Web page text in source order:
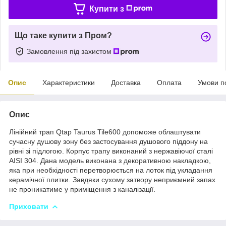
Купити з
Що таке купити з Пром?
Замовлення під захистом
Опис Характеристики Доставка Оплата Умови
Опис
Лінійний трап Qtap Taurus Tile600 допоможе облаштувати
сучасну душову зону без застосування душового піддону на
рівні зі підлогою. Корпус трапу виконаний з нержавіючої сталі
AISI 304. Дана модель виконана з декоративною накладкою,
яка при необхідності перетворюється на лоток під укладання
керамічної плитки. Завдяки сухому затвору неприємний запах
не проникатиме у приміщення з каналізації.
Приховати